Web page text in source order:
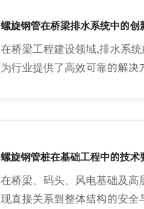
螺旋钢管在桥梁排水系统中的创
在桥梁工程建设领域,排水系
为行业提供了高效可靠的解决
螺旋钢管桩在基础工程中的技术
在桥梁、码头、风电基础及
现直接关系到整体结构的安